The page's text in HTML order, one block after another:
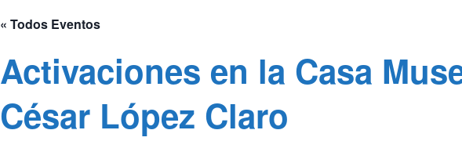
« Todos Eventos
Activaciones en la Casa
César López Claro